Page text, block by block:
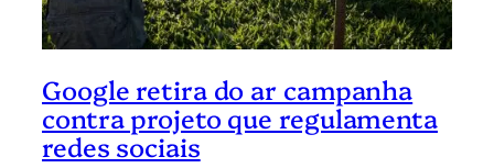
Google retira do ar campanha
contra projeto que regulamenta
redes sociais